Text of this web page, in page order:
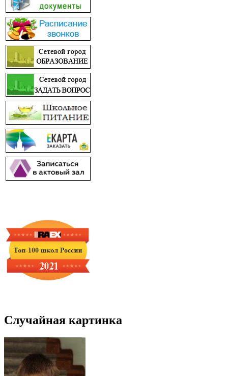
Случайная картинка